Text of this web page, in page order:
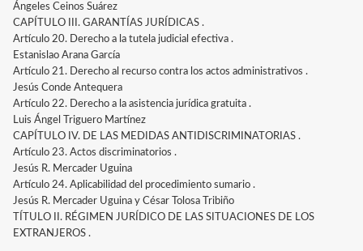
Ángeles Ceinos Suárez
CAPÍTULO III. GARANTÍAS JURÍDICAS .
Artículo 20. Derecho a la tutela judicial efectiva .
Estanislao Arana García
Artículo 21. Derecho al recurso contra los actos administrativos .
Jesús Conde Antequera
Artículo 22. Derecho a la asistencia jurídica gratuita .
Luis Ángel Triguero Martínez
CAPÍTULO IV. DE LAS MEDIDAS ANTIDISCRIMINATORIAS .
Artículo 23. Actos discriminatorios .
Jesús R. Mercader Uguina
Artículo 24. Aplicabilidad del procedimiento sumario .
Jesús R. Mercader Uguina y César Tolosa Tribiño
TÍTULO II. RÉGIMEN JURÍDICO DE LAS SITUACIONES DE LOS
EXTRANJEROS .